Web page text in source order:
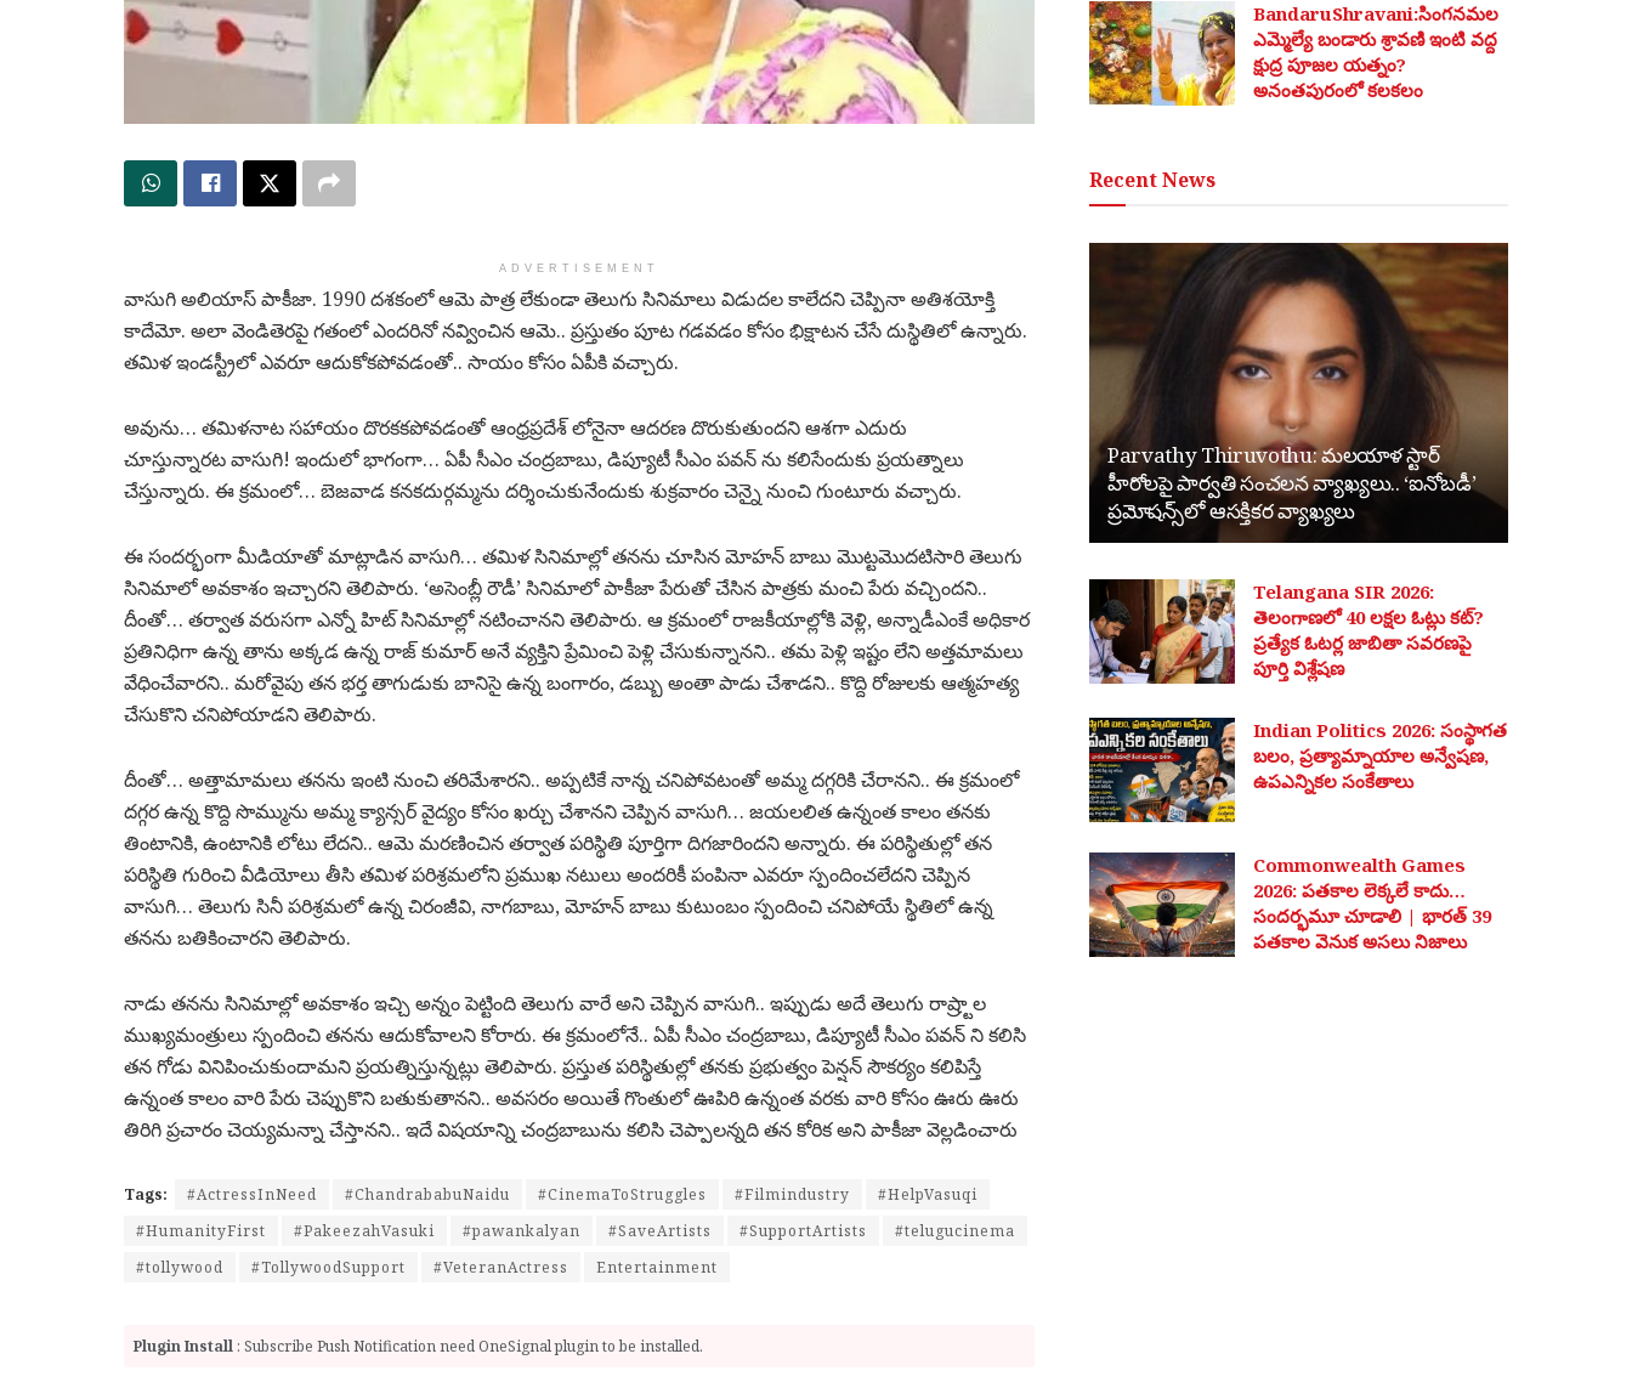
ADVERTISEMENT
వాసుగి అలియాస్ పాకీజా. 1990 దశకంలో ఆమె పాత్ర లేకుండా తెలుగు సినిమాలు విడుదల కాలేదని చెప్పినా అతిశయోక్తి
కాదేమో. అలా వెండితెరపై గతంలో ఎందరినో నవ్వించిన ఆమె.. ప్రస్తుతం పూట గడవడం కోసం భిక్షాటన చేసే దుస్థితిలో ఉన్నారు.
తమిళ ఇండస్ట్రీలో ఎవరూ ఆదుకోకపోవడంతో.. సాయం కోసం ఏపీకి వచ్చారు.
అవును… తమిళనాట సహాయం దొరకకపోవడంతో ఆంధ్రప్రదేశ్‌ లోనైనా ఆదరణ దొరుకుతుందని ఆశగా ఎదురు
చూస్తున్నారట వాసుగి! ఇందులో భాగంగా… ఏపీ సీఎం చంద్రబాబు, డిప్యూటీ సీఎం పవన్‌ ను కలిసేందుకు ప్రయత్నాలు
చేస్తున్నారు. ఈ క్రమంలో… బెజవాడ కనకదుర్గమ్మను దర్శించుకునేందుకు శుక్రవారం చెన్నై నుంచి గుంటూరు వచ్చారు.
ఈ సందర్భంగా మీడియాతో మాట్లాడిన వాసుగి… తమిళ సినిమాల్లో తనను చూసిన మోహన్‌ బాబు మొట్టమొదటిసారి తెలుగు
సినిమాలో అవకాశం ఇచ్చారని తెలిపారు. ‘అసెంబ్లీ రౌడీ’ సినిమాలో పాకీజా పేరుతో చేసిన పాత్రకు మంచి పేరు వచ్చిందని..
దీంతో… తర్వాత వరుసగా ఎన్నో హిట్ సినిమాల్లో నటించానని తెలిపారు. ఆ క్రమంలో రాజకీయాల్లోకి వెళ్లి, అన్నాడీఎంకే అధికార
ప్రతినిధిగా ఉన్న తాను అక్కడ ఉన్న రాజ్‌ కుమార్‌ అనే వ్యక్తిని ప్రేమించి పెళ్లి చేసుకున్నానని.. తమ పెళ్లి ఇష్టం లేని అత్తమామలు
వేధించేవారని.. మరోవైపు తన భర్త తాగుడుకు బానిసై ఉన్న బంగారం, డబ్బు అంతా పాడు చేశాడని.. కొద్ది రోజులకు ఆత్మహత్య
చేసుకొని చనిపోయాడని తెలిపారు.
దీంతో… అత్తామామలు తనను ఇంటి నుంచి తరిమేశారని.. అప్పటికే నాన్న చనిపోవటంతో అమ్మ దగ్గరికి చేరానని.. ఈ క్రమంలో
దగ్గర ఉన్న కొద్ది సొమ్మును అమ్మ క్యాన్సర్‌ వైద్యం కోసం ఖర్చు చేశానని చెప్పిన వాసుగి… జయలలిత ఉన్నంత కాలం తనకు
తింటానికి, ఉంటానికి లోటు లేదని.. ఆమె మరణించిన తర్వాత పరిస్థితి పూర్తిగా దిగజారిందని అన్నారు. ఈ పరిస్థితుల్లో తన
పరిస్థితి గురించి వీడియోలు తీసి తమిళ పరిశ్రమలోని ప్రముఖ నటులు అందరికీ పంపినా ఎవరూ స్పందించలేదని చెప్పిన
వాసుగి… తెలుగు సినీ పరిశ్రమలో ఉన్న చిరంజీవి, నాగబాబు, మోహన్‌ బాబు కుటుంబం స్పందించి చనిపోయే స్థితిలో ఉన్న
తనను బతికించారని తెలిపారు.
నాడు తనను సినిమాల్లో అవకాశం ఇచ్చి అన్నం పెట్టింది తెలుగు వారే అని చెప్పిన వాసుగి.. ఇప్పుడు అదే తెలుగు రాష్ర్టాల
ముఖ్యమంత్రులు స్పందించి తనను ఆదుకోవాలని కోరారు. ఈ క్రమంలోనే.. ఏపీ సీఎం చంద్రబాబు, డిప్యూటీ సీఎం పవన్ ని కలిసి
తన గోడు వినిపించుకుందామని ప్రయత్నిస్తున్నట్లు తెలిపారు. ప్రస్తుత పరిస్థితుల్లో తనకు ప్రభుత్వం పెన్షన్‌ సౌకర్యం కలిపిస్తే
ఉన్నంత కాలం వారి పేరు చెప్పుకొని బతుకుతానని.. అవసరం అయితే గొంతులో ఊపిరి ఉన్నంత వరకు వారి కోసం ఊరు ఊరు
తిరిగి ప్రచారం చెయ్యమన్నా చేస్తానని.. ఇదే విషయాన్ని చంద్రబాబును కలిసి చెప్పాలన్నది తన కోరిక అని పాకీజా వెల్లడించారు
Tags: #ActressInNeed #ChandrababuNaidu #CinemaToStruggles #Filmindustry
#HelpVasuqi
#HumanityFirst
#PakeezahVasuki #pawankalyan #SaveArtists #SupportArtists
#telugucinema
#tollywood
#TollywoodSupport #VeteranActress Entertainment
Plugin Install : Subscribe Push Notification need OneSignal plugin to be installed.
BandaruShravani:సింగనమల
ఎమ్మెల్యే బండారు శ్రావణి ఇంటి వద్ద
క్షుద్ర పూజల యత్నం?
అనంతపురంలో కలకలం
Recent News
Parvathy Thiruvothu: మలయాళ స్టార్
హీరోలపై పార్వతి సంచలన వ్యాఖ్యలు.. ‘ఐనోబడీ’
ప్రమోషన్స్‌లో ఆసక్తికర వ్యాఖ్యలు
Telangana SIR 2026:
తెలంగాణలో 40 లక్షల ఓట్లు కట్?
ప్రత్యేక ఓటర్ల జాబితా సవరణపై
పూర్తి విశ్లేషణ
Indian Politics 2026: సంస్థాగత
బలం, ప్రత్యామ్నాయాల అన్వేషణ,
ఉపఎన్నికల సంకేతాలు
Commonwealth Games
2026: పతకాల లెక్కలే కాదు…
సందర్భమూ చూడాలి | భారత్ 39
పతకాల వెనుక అసలు నిజాలు